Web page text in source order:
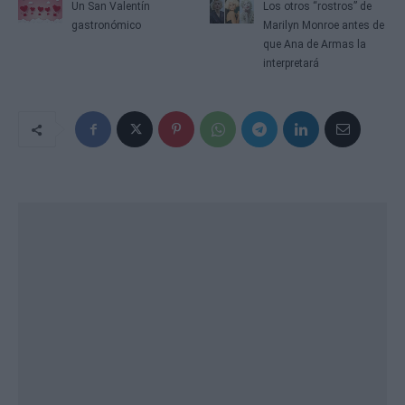
Un San Valentín
gastronómico
Los otros “rostros” de
Marilyn Monroe antes de
que Ana de Armas la
interpretará